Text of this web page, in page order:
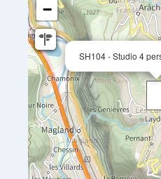
SH104 - Studio 4
−